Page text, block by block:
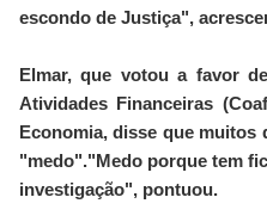
escondo de Justiça",
Elmar, que votou a favor
Atividades Financeiras
Economia, disse que
"medo"."Medo porque tem
investigação", pontuou.